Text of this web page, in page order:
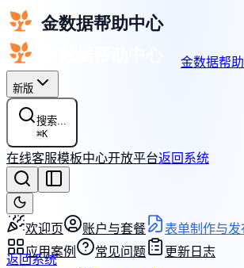
金数据帮
新版
搜索...
⌘K
在线客服模板中心开放平台返回系统
欢迎页 账户与套餐 表单制作与发
应用案例
常见问题 更新日志
返回系统